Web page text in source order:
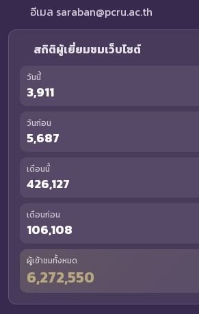
อีเมล saraban@pcru.ac.th
สถิติผู้เยี่ยมชมเว็บไซต์
วันนี้
3,911
วันก่อน
5,687
เดือนนี้
426,127
เดือนก่อน
106,108
ผู้เข้าชมทั้งหมด
6,272,550